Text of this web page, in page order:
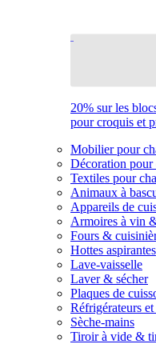
20% sur les
pour croquis et
Mobilier pour
Décoration pour
Textiles pour
Animaux à
Appareils de
Armoires à vin
Fours &
Hottes aspirantes
Lave-vaisselle
Laver & sécher
Plaques de
Réfrigérateurs
Sèche-mains
Tiroir à vide &